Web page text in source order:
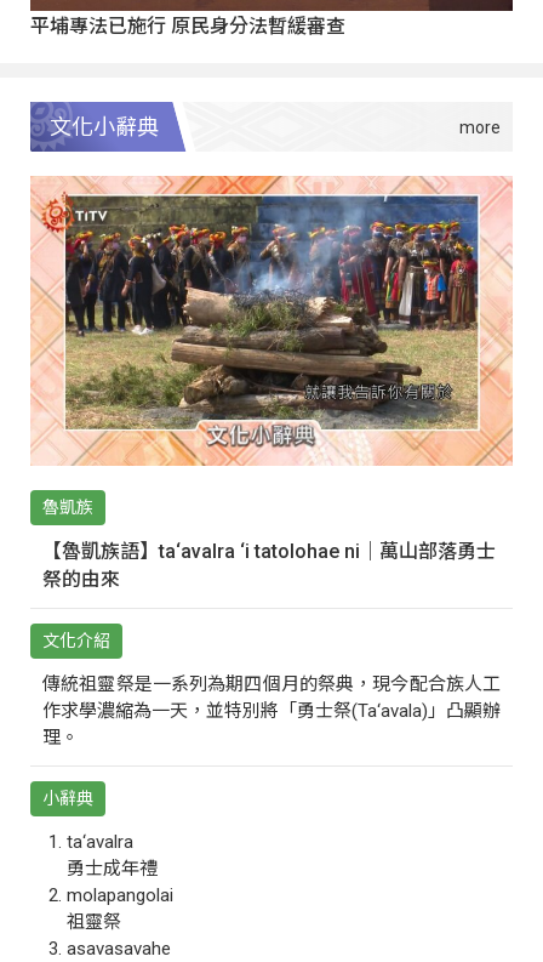
平埔專法已施行 原民身分法暫緩審查
文化小辭典
魯凱族
【魯凱族語】ta‘avalra ‘i tatolohae ni｜萬山部落勇士
祭的由來
文化介紹
傳統祖靈祭是一系列為期四個月的祭典，現今配合族人工
作求學濃縮為一天，並特別將「勇士祭(Ta‘avala)」凸顯辦
理。
小辭典
ta‘avalra
勇士成年禮
molapangolai
祖靈祭
asavasavahe